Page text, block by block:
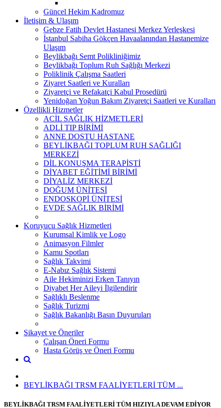
Güncel Hekim Kadromuz
İletişim & Ulaşım
Gebze Fatih Devlet Hastanesi Merkez Yerleşkesi
İstanbul Sabiha Gökçen Havaalanından Hastanemize
Ulaşım
Beylikbağı Semt Polikliniğimiz
Beylikbağı Toplum Ruh Sağlığı Merkezi
Poliklinik Çalışma Saatleri
Ziyaret Saatleri ve Kuralları
Ziyaretçi ve Refakatçi Kabul Prosedürü
Yenidoğan Yoğun Bakım Ziyaretçi Saatleri ve Kuralları
Özellikli Hizmetler
ACİL SAĞLIK HİZMETLERİ
ADLİ TIP BİRİMİ
ANNE DOSTU HASTANE
BEYLİKBAĞI TOPLUM RUH SAĞLIĞI
MERKEZİ
DİL KONUŞMA TERAPİSTİ
DİYABET EĞİTİMİ BİRİMİ
DİYALİZ MERKEZİ
DOĞUM ÜNİTESİ
ENDOSKOPİ ÜNİTESİ
EVDE SAĞLIK BİRİMİ
Koruyucu Sağlık Hizmetleri
Kurumsal Kimlik ve Logo
Animasyon Filmler
Kamu Spotları
Sağlık Takvimi
E-Nabız Sağlık Sistemi
Aile Hekiminizi Erken Tanıyın
Diyabet Her Aileyi İlgilendirir
Sağlıklı Beslenme
Sağlık Turizmi
Sağlık Bakanlığı Basın Duyuruları
Şikayet ve Öneriler
Çalışan Öneri Formu
Hasta Görüş ve Öneri Formu
BEYLİKBAĞI TRSM FAALİYETLERİ TÜM ...
BEYLİKBAĞI TRSM FAALİYETLERİ TÜM HIZIYLA DEVAM EDİYOR